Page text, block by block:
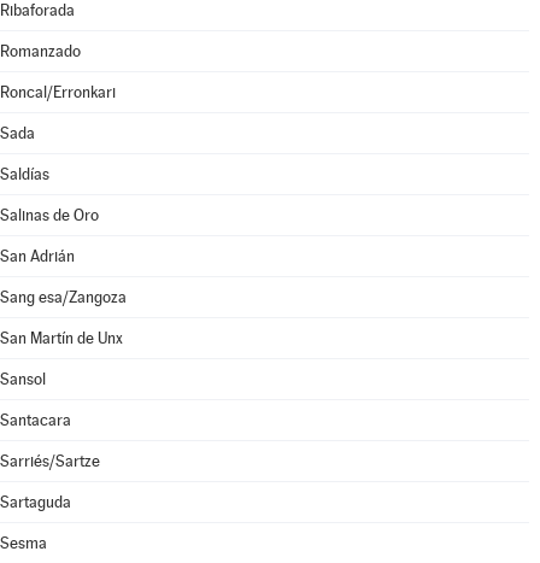
Ribaforada
Romanzado
Roncal/Erronkari
Sada
Saldías
Salinas de Oro
San Adrián
Sang esa/Zangoza
San Martín de Unx
Sansol
Santacara
Sarriés/Sartze
Sartaguda
Sesma